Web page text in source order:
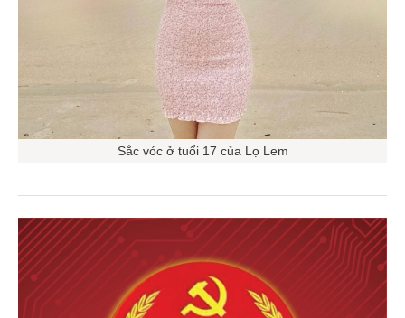
Sắc vóc ở tuổi 17 của Lọ Lem